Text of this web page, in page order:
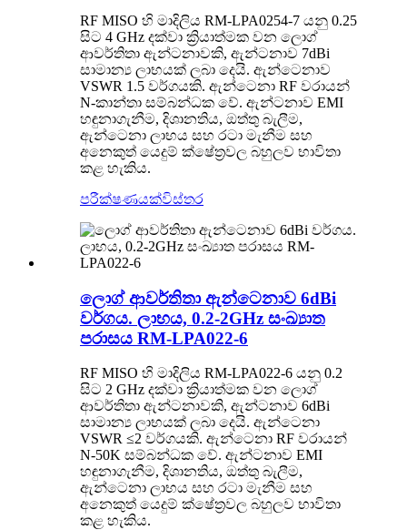
RF MISO හි මාදිලිය RM-LPA0254-7 යනු 0.25
සිට 4 GHz දක්වා ක්‍රියාත්මක වන ලොග්
ආවර්තිතා ඇන්ටනාවකි, ඇන්ටනාව 7dBi
සාමාන්‍ය ලාභයක් ලබා දෙයි. ඇන්ටෙනාව
VSWR 1.5 වර්ගයකි. ඇන්ටෙනා RF වරායන්
N-කාන්තා සම්බන්ධක වේ. ඇන්ටනාව EMI
හඳුනාගැනීම, දිශානතිය, ඔත්තු බැලීම,
ඇන්ටෙනා ලාභය සහ රටා මැනීම සහ
අනෙකුත් යෙදුම් ක්ෂේත්‍රවල බහුලව භාවිතා
කළ හැකිය.
පරීක්ෂණයක්විස්තර
ලොග් ආවර්තිතා ඇන්ටෙනාව 6dBi
වර්ගය. ලාභය, 0.2-2GHz සංඛ්‍යාත
පරාසය RM-LPA022-6
RF MISO හි මාදිලිය RM-LPA022-6 යනු 0.2
සිට 2 GHz දක්වා ක්‍රියාත්මක වන ලොග්
ආවර්තිතා ඇන්ටනාවකි, ඇන්ටනාව 6dBi
සාමාන්‍ය ලාභයක් ලබා දෙයි. ඇන්ටෙනා
VSWR ≤2 වර්ගයකි. ඇන්ටෙනා RF වරායන්
N-50K සම්බන්ධක වේ. ඇන්ටනාව EMI
හඳුනාගැනීම, දිශානතිය, ඔත්තු බැලීම,
ඇන්ටෙනා ලාභය සහ රටා මැනීම සහ
අනෙකුත් යෙදුම් ක්ෂේත්‍රවල බහුලව භාවිතා
කළ හැකිය.